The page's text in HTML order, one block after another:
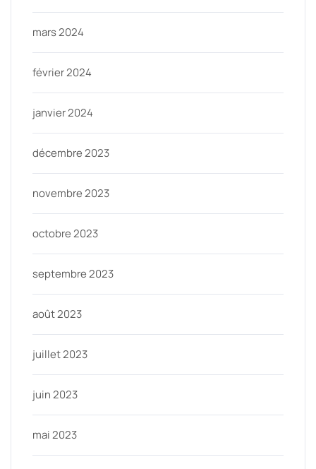
mars 2024
février 2024
janvier 2024
décembre 2023
novembre 2023
octobre 2023
septembre 2023
août 2023
juillet 2023
juin 2023
mai 2023